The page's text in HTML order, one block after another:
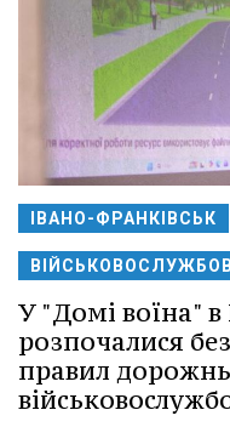
ІВАНО-ФРАНКІВСЬК
У "Домі воїна"
розпочалися
правил